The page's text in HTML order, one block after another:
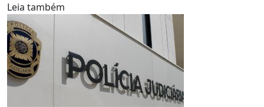
Leia também